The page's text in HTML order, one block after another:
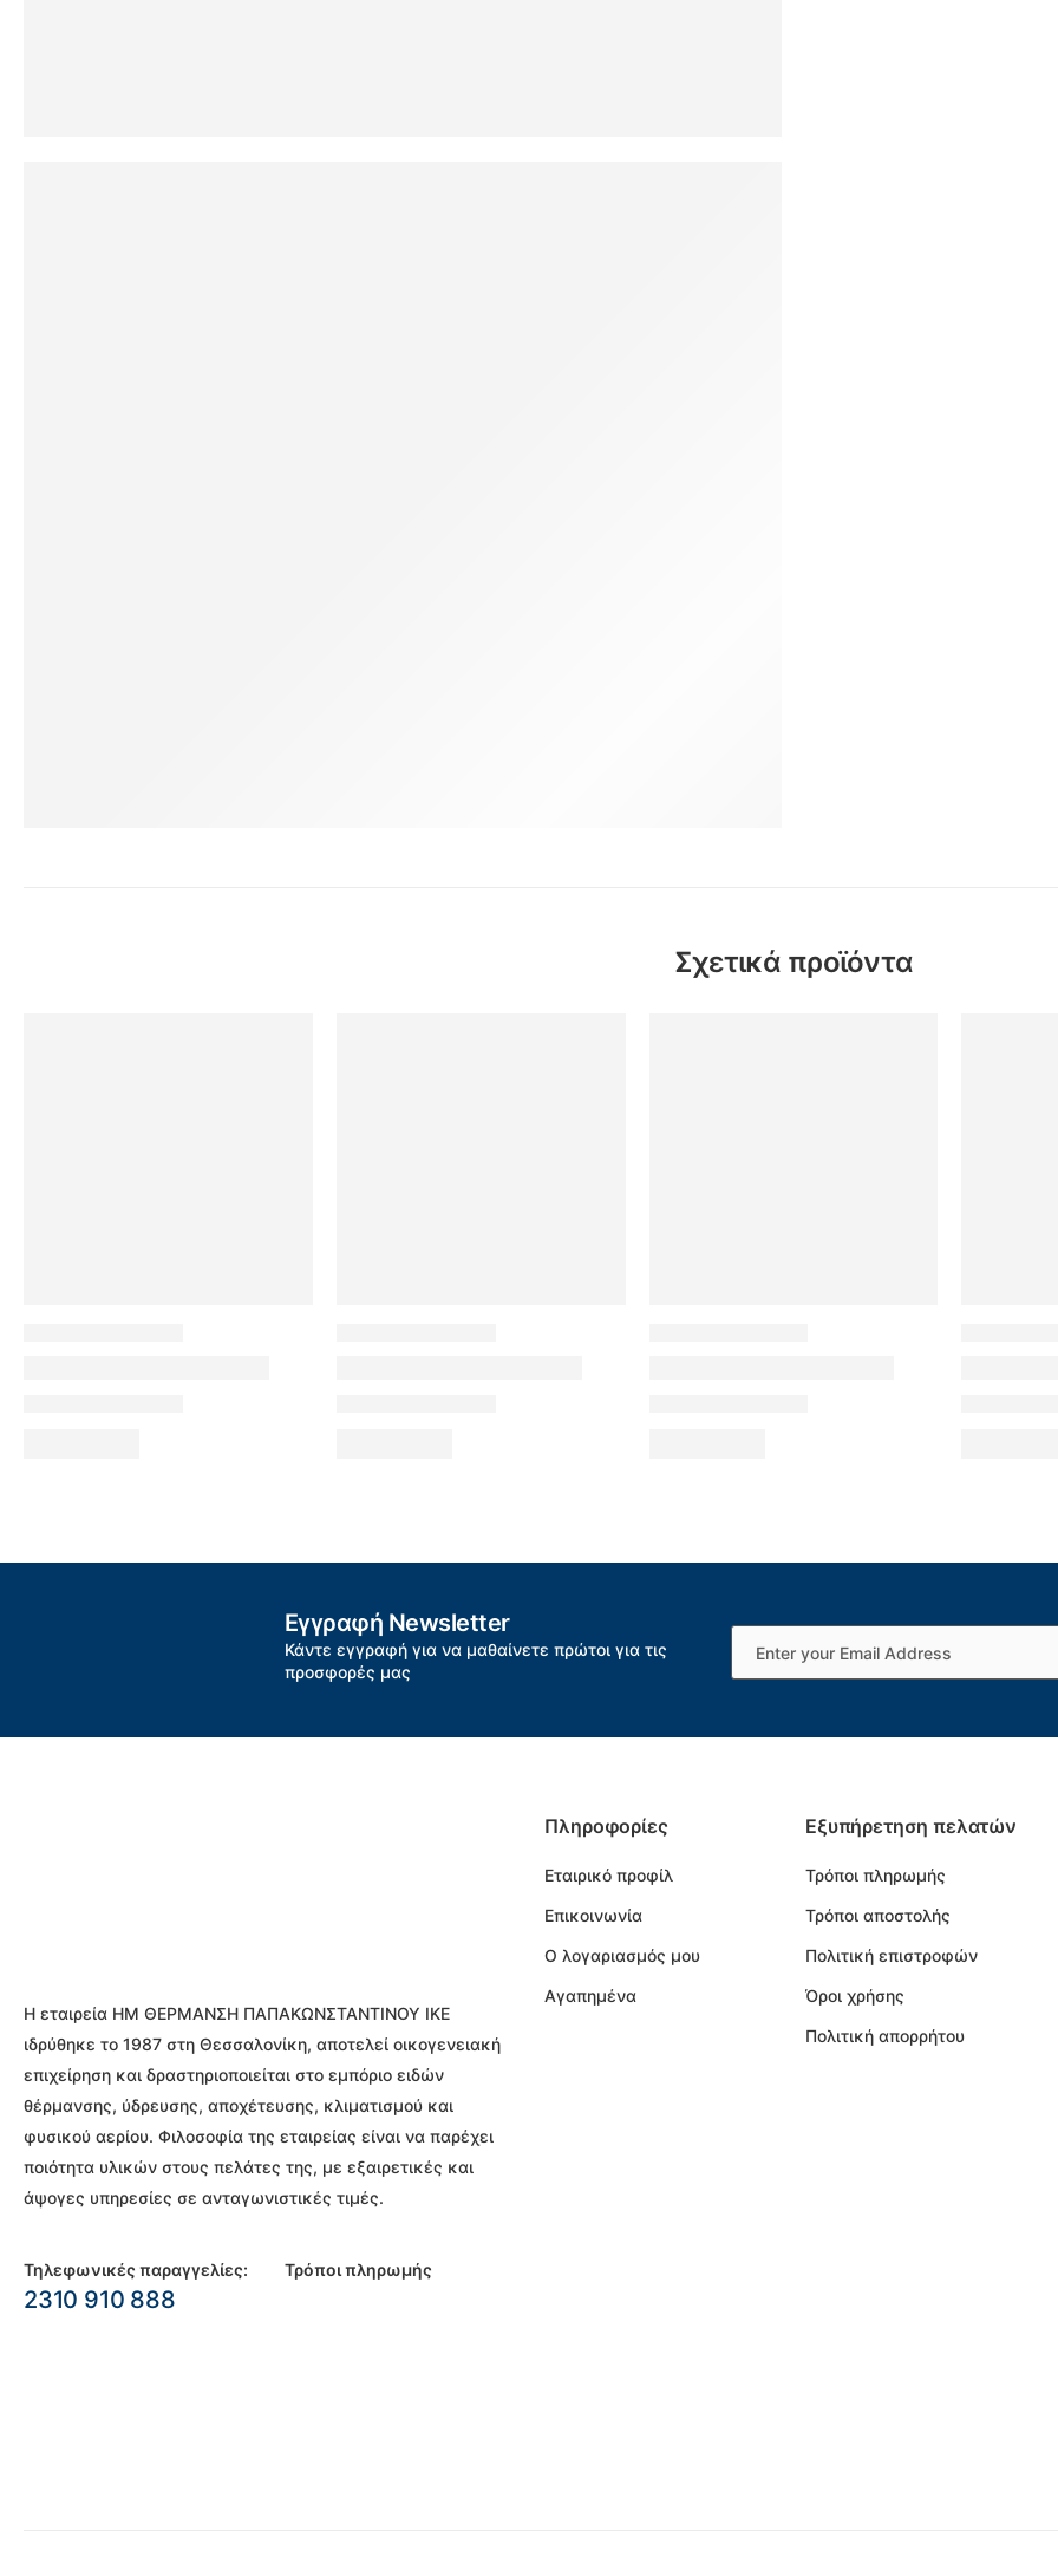
Σχετικά προϊόντα
Εγγραφή Newsletter
Κάντε εγγραφή για να μαθαίνετε πρώτοι για τις
προσφορές μας
Η εταιρεία ΗΜ ΘΕΡΜΑΝΣΗ ΠΑΠΑΚΩΝΣΤΑΝΤΙΝΟΥ ΙΚΕ
ιδρύθηκε το 1987 στη Θεσσαλονίκη, αποτελεί οικογενειακή
επιχείρηση και δραστηριοποιείται στο εμπόριο ειδών
θέρμανσης, ύδρευσης, αποχέτευσης, κλιματισμού και
φυσικού αερίου. Φιλοσοφία της εταιρείας είναι να παρέχει
ποιότητα υλικών στους πελάτες της, με εξαιρετικές και
άψογες υπηρεσίες σε ανταγωνιστικές τιμές.
Τηλεφωνικές παραγγελίες:
2310 910 888
Τρόποι πληρωμής
Πληροφορίες
Εταιρικό προφίλ
Επικοινωνία
Ο λογαριασμός μου
Αγαπημένα
Εξυπήρετηση πελατών
Τρόποι πληρωμής
Τρόποι αποστολής
Πολιτική επιστροφών
Όροι χρήσης
Πολιτική απορρήτου